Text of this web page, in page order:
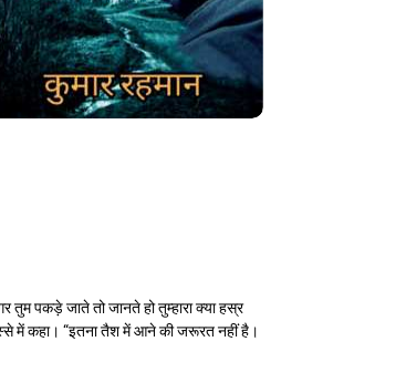
पकड़े जाते तो जानते हो तुम्हारा क्या हस्र
में कहा। “इतना तैश में आने की जरूरत नहीं है।